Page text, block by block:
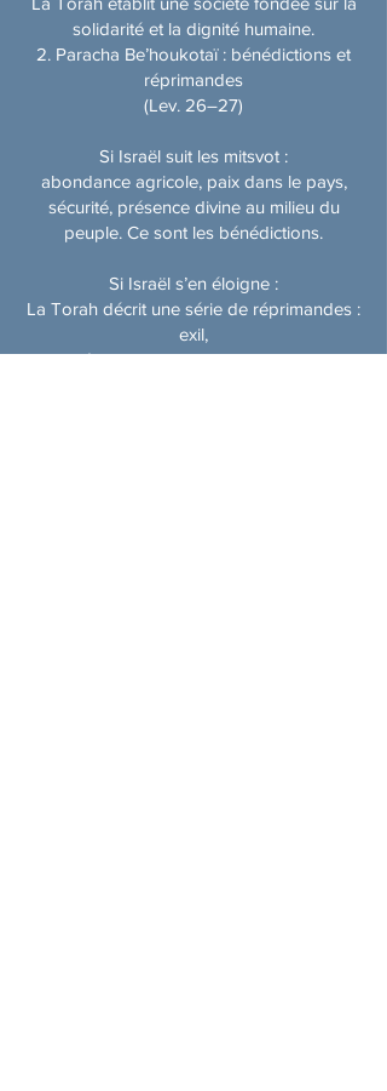
solidarité et la dignité humaine.
2. Paracha Be’houkotaï : bénédictions et
réprimandes
(Lev. 26–27)
Si Israël suit les mitsvot :
abondance agricole,​ paix dans le pays,​
sécurité,​ présence divine au milieu du
peuple. Ce sont les bénédictions.
Si Israël s’en éloigne :
La Torah décrit une série de réprimandes :
exil,​
persécutions,​ catastrophes naturelles,​